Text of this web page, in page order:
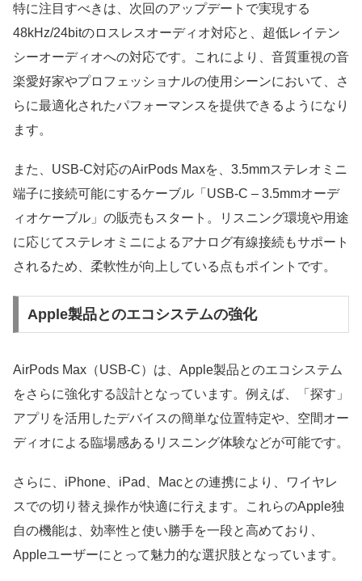
特に注目すべきは、次回のアップデートで実現する
48kHz/24bitのロスレスオーディオ対応と、超低レイテン
シーオーディオへの対応です。これにより、音質重視の音
楽愛好家やプロフェッショナルの使用シーンにおいて、さ
らに最適化されたパフォーマンスを提供できるようになり
ます。
また、USB-C対応のAirPods Maxを、3.5mmステレオミニ
端子に接続可能にするケーブル「USB-C – 3.5mmオーデ
ィオケーブル」の販売もスタート。リスニング環境や用途
に応じてステレオミニによるアナログ有線接続もサポート
されるため、柔軟性が向上している点もポイントです。
Apple製品とのエコシステムの強化
AirPods Max（USB-C）は、Apple製品とのエコシステム
をさらに強化する設計となっています。例えば、「探す」
アプリを活用したデバイスの簡単な位置特定や、空間オー
ディオによる臨場感あるリスニング体験などが可能です。
さらに、iPhone、iPad、Macとの連携により、ワイヤレ
スでの切り替え操作が快適に行えます。これらのApple独
自の機能は、効率性と使い勝手を一段と高めており、
Appleユーザーにとって魅力的な選択肢となっています。